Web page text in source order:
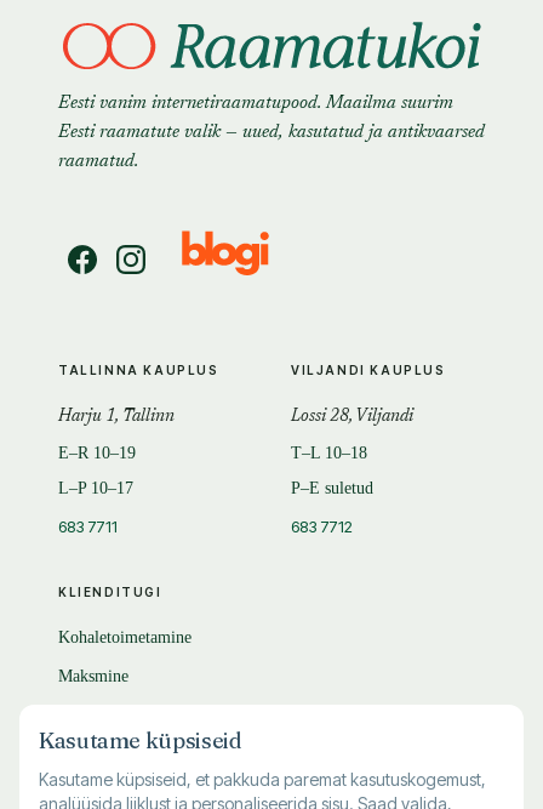
Eesti vanim internetiraamatupood. Maailma suurim
Eesti raamatute valik — uued, kasutatud ja antikvaarsed
raamatud.
KLIENDITUGI
Kohaletoimetamine
Maksmine
KKK
TALLINNA KAUPLUS
Harju 1, Tallinn
E–R 10–19
L–P 10–17
683 7711
VILJANDI KAUPLUS
Lossi 28, Viljandi
T–L 10–18
P–E suletud
683 7712
Kasutame küpsiseid
Kasutame küpsiseid, et pakkuda paremat kasutuskogemust,
analüüsida liiklust ja personaliseerida sisu. Saad valida,